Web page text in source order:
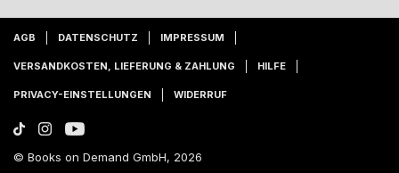
AGB DATENSCHUTZ IMPRESSUM
VERSANDKOSTEN, LIEFERUNG & ZAHLUNG HILFE
PRIVACY-EINSTELLUNGEN WIDERRUF
© Books on Demand GmbH, 2026